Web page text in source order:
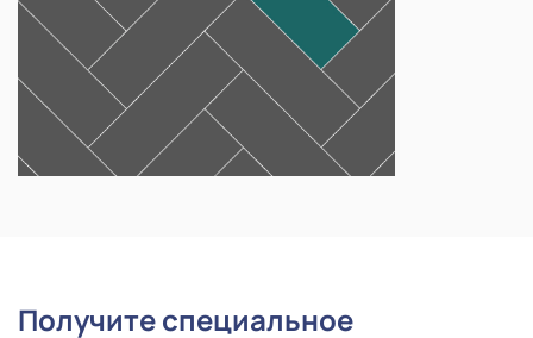
Получите специальное